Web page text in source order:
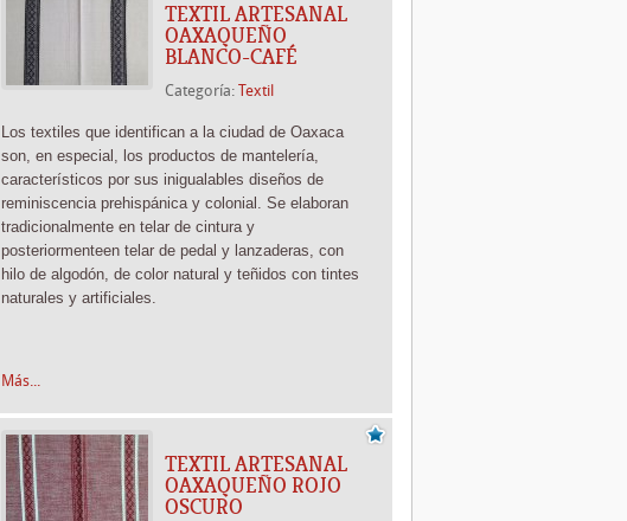
TEXTIL ARTESANAL
OAXAQUEÑO
BLANCO-CAFÉ
Categoría:Textil
Los textiles que identifican a la ciudad de Oaxaca
son, en especial, los productos de mantelería,
característicos por sus inigualables diseños de
reminiscencia prehispánica y colonial. Se elaboran
tradicionalmenteen telar de cintura y
posteriormenteen telar de pedal y lanzaderas, con
hilo de algodón, de color natural y teñidos con tintes
naturales y artificiales.
Más...
TEXTIL ARTESANAL
OAXAQUEÑO ROJO
OSCURO